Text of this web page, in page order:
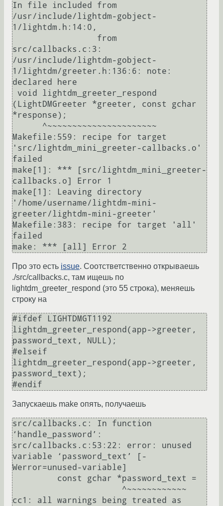
In file included from
/usr/include/lightdm-gobject-
1/lightdm.h:14:0,
src/callbacks.c:3:
/usr/include/lightdm-gobject-
1/lightdm/greeter.h:136:6: note:
declared here
(LightDMGreeter *greeter, const gchar
*response);
Makefile:559: recipe for target
'src/lightdm_mini_greeter-callbacks.o'
failed
make[1]: *** [src/lightdm_mini_greeter-
callbacks.o] Error 1
make[1]: Leaving directory
'/home/username/lightdm-mini-
greeter/lightdm-mini-greeter'
Makefile:383: recipe for target 'all'
failed
Про это есть issue. Соотстветственно открываешь
./src/callbacks.c, там ищешь по
lightdm_greeter_respond (это 55 строка), меняешь
строку на
#ifdef LIGHTDMGT1192
lightdm_greeter_respond(app->greeter,
password_text, NULL);
#elseif
lightdm_greeter_respond(app->greeter,
password_text);
Запускаешь make опять, получаешь
src/callbacks.c: In function
‘handle_password’:
src/callbacks.c:53:22: error: unused
variable ‘password_text’ [-
Werror=unused-variable]
cc1: all warnings being treated as